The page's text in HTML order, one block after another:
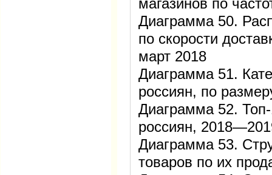
магазинов по
Диаграмма 50.
по скорости
март 2018
Диаграмма 51.
россиян, по
Диаграмма 52. Топ-
россиян,
Диаграмма 53.
товаров по их